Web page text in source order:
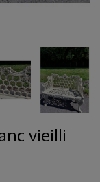
vieilli